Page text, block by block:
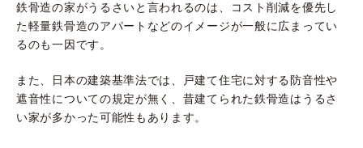
鉄骨造の家がうるさいと言われるのは、コスト削減を優先し
た軽量鉄骨造のアパートなどのイメージが一般に広まってい
るのも一因です。
また、日本の建築基準法では、戸建て住宅に対する防音性や
遮音性についての規定が無く、昔建てられた鉄骨造はうるさ
い家が多かった可能性もあります。